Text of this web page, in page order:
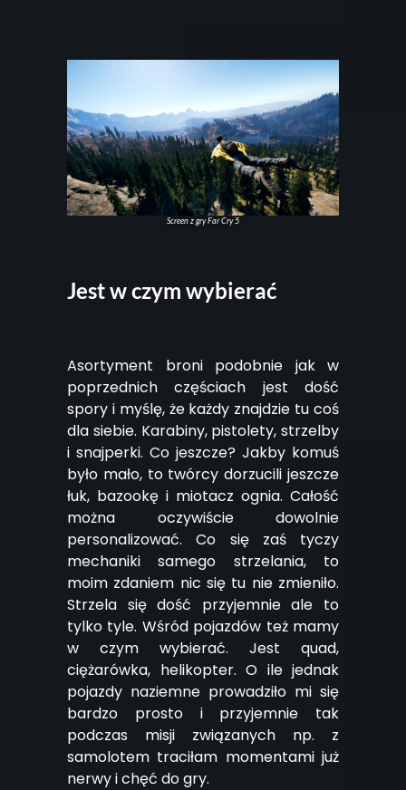
Screen z gry Far Cry 5
Jest w czym wybierać
Asortyment broni podobnie jak w
poprzednich częściach jest dość
spory i myślę, że każdy znajdzie tu coś
dla siebie. Karabiny, pistolety, strzelby
i snajperki. Co jeszcze? Jakby komuś
było mało, to twórcy dorzucili jeszcze
łuk, bazookę i miotacz ognia. Całość
można oczywiście dowolnie
personalizować. Co się zaś tyczy
mechaniki samego strzelania, to
moim zdaniem nic się tu nie zmieniło.
Strzela się dość przyjemnie ale to
tylko tyle. Wśród pojazdów też mamy
w czym wybierać. Jest quad,
ciężarówka, helikopter. O ile jednak
pojazdy naziemne prowadziło mi się
bardzo prosto i przyjemnie tak
podczas misji związanych np. z
samolotem traciłam momentami już
nerwy i chęć do gry.